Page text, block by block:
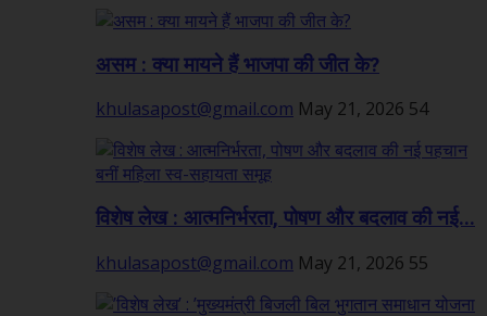
असम : क्या मायने हैं भाजपा की जीत के?
khulasapost@gmail.com May 21, 2026 54
विशेष लेख : आत्मनिर्भरता, पोषण और बदलाव की नई...
khulasapost@gmail.com May 21, 2026 55